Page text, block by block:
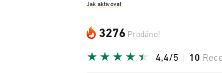
Jak aktivovat
3276 Prodáno!
4,4/5 10